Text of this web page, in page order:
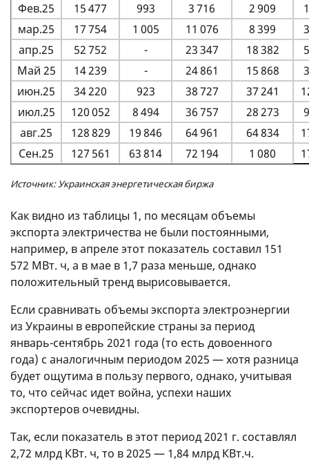
Фев.25
15 477 993 3 716 2 909
мар.25
17 754 1 005 11 076 8 399
апр.25
52 752 - 23 347 18 382
Май 25
14 239 - 24 861 15 868
июн.25
34 220 923 38 727 37 241
июл.25
120 052 8 494 36 757 28 273
авг.25
128 829 19 846 64 961 64 834
Сен.25
127 561 63 814 72 194 1 080
Источник: Украинская энергетическая биржа
Как видно из таблицы 1, по месяцам объемы
экспорта электричества не были постоянными,
например, в апреле этот показатель составил 151
572 МВт. ч, а в мае в 1,7 раза меньше, однако
положительный тренд вырисовывается.
Если сравнивать объемы экспорта электроэнергии
из Украины в европейские страны за период
январь-сентябрь 2021 года (то есть довоенного
года) с аналогичным периодом 2025 — хотя разница
будет ощутима в пользу первого, однако, учитывая
то, что сейчас идет война, успехи наших
экспортеров очевидны.
Так, если показатель в этот период 2021 г. составлял
2,72 млрд КВт. ч, то в 2025 — 1,84 млрд КВт.ч.